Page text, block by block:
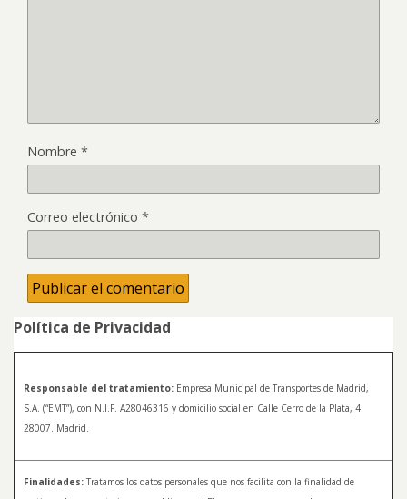
Nombre *
Correo electrónico *
Política de Privacidad
Responsable del tratamiento: Empresa Municipal de Transportes de Madrid,
S.A. (“EMT”), con N.I.F. A28046316 y domicilio social en Calle Cerro de la Plata, 4.
28007. Madrid.
Finalidades: Tratamos los datos personales que nos facilita con la finalidad de